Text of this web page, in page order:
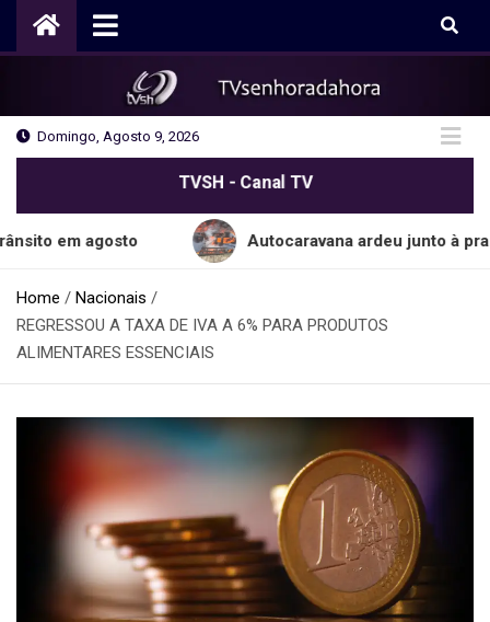
Domingo, Agosto 9, 2026
TVSH - Canal TV
agosto Autocaravana ardeu junto à praia do
Home
Nacionais
REGRESSOU A TAXA DE IVA A 6% PARA PRODUTOS
ALIMENTARES ESSENCIAIS